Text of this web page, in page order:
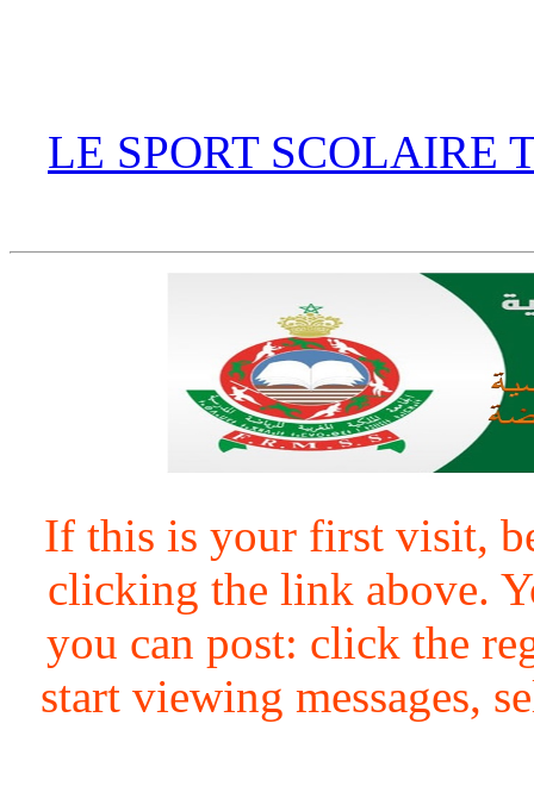
LE SPORT SCOLAIRE
If this is your first visit,
clicking the link above.
you can post: click the
start viewing messages,